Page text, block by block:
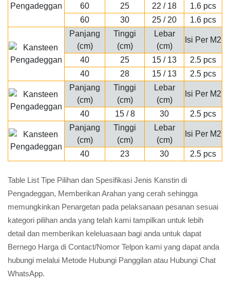
60 25 22 / 18
1.6 pcs
60
30 25 / 20
1.6 pcs
Panjang
(cm)
Tinggi
(cm)
Lebar
(cm)
Isi Per M2
40 25 15 / 13
2.5 pcs
40
28 15 / 13
2.5 pcs
Panjang
(cm)
Tinggi
(cm)
Lebar
(cm)
Isi Per M2
40 15 / 8 30
2.5 pcs
Panjang
(cm)
Tinggi
(cm)
Lebar
(cm)
Isi Per M2
40 23 30 2.5 pcs
Table List Tipe Pilihan dan Spesifikasi Jenis Kanstin di
Pengadeggan, Memberikan Arahan yang cerah sehingga
memungkinkan Penargetan pada pelaksanaan pesanan sesuai
kategori pilihan anda yang telah kami tampilkan untuk lebih
detail dan memberikan keleluasaan bagi anda untuk dapat
Bernego Harga di Contact/Nomor Telpon kami yang dapat anda
hubungi melalui Metode Hubungi Panggilan atau Hubungi Chat
WhatsApp.